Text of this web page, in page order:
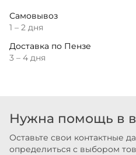
Самовывоз
1 – 2 дня
Доставка по Пензе
3 – 4 дня
Нужна помощь в
Оставьте свои контактные
определиться с выбором